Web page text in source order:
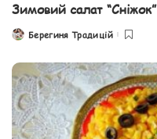
Зимовий салат “Сніжок”
PostedБерегиня Традицій